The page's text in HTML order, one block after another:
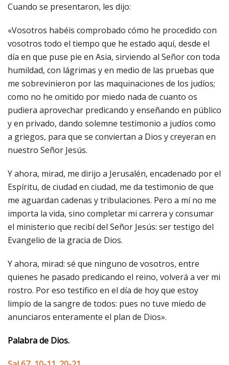
Cuando se presentaron, les dijo:
«Vosotros habéis comprobado cómo he procedido con
vosotros todo el tiempo que he estado aquí, desde el
día en que puse pie en Asia, sirviendo al Señor con toda
humildad, con lágrimas y en medio de las pruebas que
me sobrevinieron por las maquinaciones de los judíos;
como no he omitido por miedo nada de cuanto os
pudiera aprovechar predicando y enseñando en público
y en privado, dando solemne testimonio a judíos como
a griegos, para que se conviertan a Dios y creyeran en
nuestro Señor Jesús.
Y ahora, mirad, me dirijo a Jerusalén, encadenado por el
Espíritu, de ciudad en ciudad, me da testimonio de que
me aguardan cadenas y tribulaciones. Pero a mí no me
importa la vida, sino completar mi carrera y consumar
el ministerio que recibí del Señor Jesús: ser testigo del
Evangelio de la gracia de Dios.
Y ahora, mirad: sé que ninguno de vosotros, entre
quienes he pasado predicando el reino, volverá a ver mi
rostro. Por eso testifico en el día de hoy que estoy
limpio de la sangre de todos: pues no tuve miedo de
anunciaros enteramente el plan de Dios».
Palabra de Dios.